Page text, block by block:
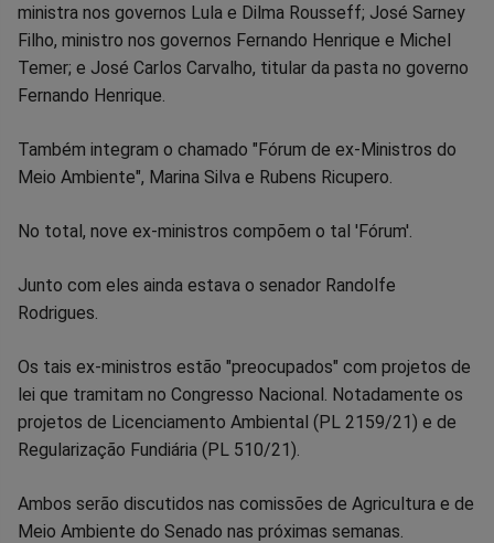
ministra nos governos Lula e Dilma Rousseff; José Sarney
Filho, ministro nos governos Fernando Henrique e Michel
Temer; e José Carlos Carvalho, titular da pasta no governo
Fernando Henrique.
Também integram o chamado "Fórum de ex-Ministros do
Meio Ambiente", Marina Silva e Rubens Ricupero.
No total, nove ex-ministros compõem o tal 'Fórum'.
Junto com eles ainda estava o senador Randolfe
Rodrigues.
Os tais ex-ministros estão "preocupados" com projetos de
lei que tramitam no Congresso Nacional. Notadamente os
projetos de Licenciamento Ambiental (PL 2159/21) e de
Regularização Fundiária (PL 510/21).
Ambos serão discutidos nas comissões de Agricultura e de
Meio Ambiente do Senado nas próximas semanas.